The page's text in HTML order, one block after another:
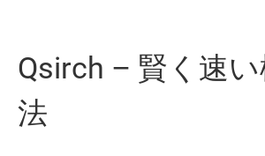
Qsirch – 賢く速
法